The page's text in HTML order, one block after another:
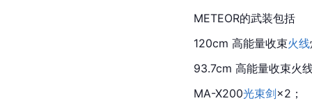
METEOR的武装包括
120cm 高能量收束火线
93.7cm 高能量收束火
MA-X200光束剑×2；